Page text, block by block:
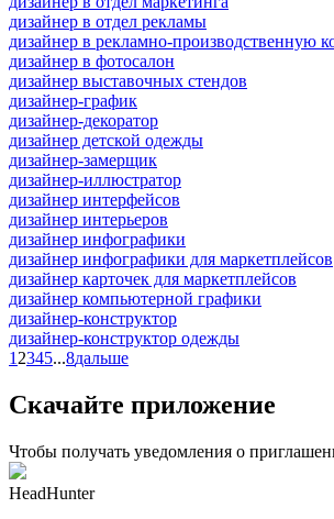
дизайнер в отдел рекламы
дизайнер в рекламно-производственную
дизайнер в фотосалон
дизайнер выставочных стендов
дизайнер-график
дизайнер-декоратор
дизайнер детской одежды
дизайнер-замерщик
дизайнер-иллюстратор
дизайнер интерфейсов
дизайнер интерьеров
дизайнер инфографики
дизайнер инфографики для маркетплейсов
дизайнер карточек для маркетплейсов
дизайнер компьютерной графики
дизайнер-конструктор
дизайнер-конструктор одежды
1 2345...8дальше
Скачайте приложение
Чтобы получать уведомления о
HeadHunter